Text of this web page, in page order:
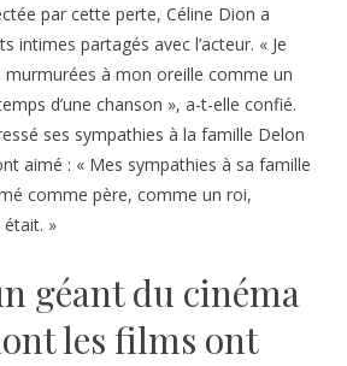
par cette perte, Céline Dion a
intimes partagés avec l’acteur. « Je
murmurées à mon oreille comme un
d’une chanson », a-t-elle confié.
ses sympathies à la famille Delon
aimé : « Mes sympathies à sa famille
comme père, comme un roi,
était. »
géant du cinéma
les films ont